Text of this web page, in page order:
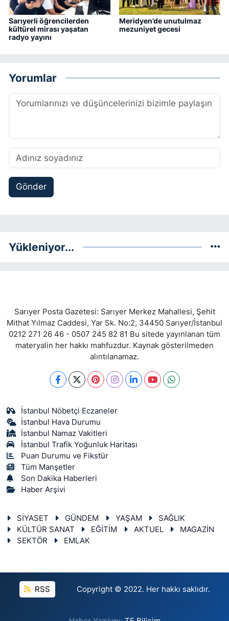
Sarıyerli öğrencilerden
kültürel mirası yaşatan
radyo yayını
Meridyen’de unutulmaz
mezuniyet gecesi
Yorumlar
Gönder
Yükleniyor...
Sarıyer Posta Gazetesi: Sarıyer Merkez Mahallesi, Şehit
Mithat Yılmaz Caddesi, Yar Sk. No:2, 34450 Sarıyer/İstanbul
0212 271 26 46 - 0507 245 82 81 Bu sitede yayınlanan tüm
materyalin her hakkı mahfuzdur. Kaynak gösterilmeden
alıntılanamaz.
İstanbul Nöbetçi Eczaneler
İstanbul Hava Durumu
İstanbul Namaz Vakitleri
İstanbul Trafik Yoğunluk Haritası
Puan Durumu ve Fikstür
Tüm Manşetler
Son Dakika Haberleri
Haber Arşivi
SİYASET GÜNDEM YAŞAM
SAĞLIK
KÜLTÜR SANAT
EĞİTİM AKTUEL
MAGAZİN
SEKTÖR
EMLAK
RSS Copyright © 2022. Her hakkı saklıdır.